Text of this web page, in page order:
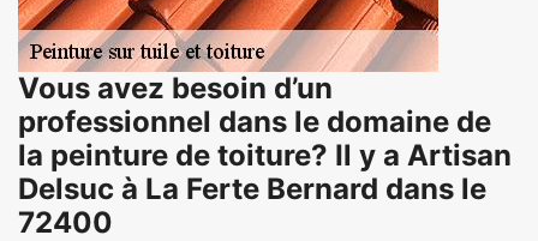
Vous avez besoin d’un
professionnel dans le domaine de
la peinture de toiture? Il y a Artisan
Delsuc à La Ferte Bernard dans le
72400